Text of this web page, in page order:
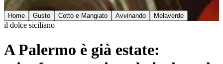
Home Gusto Cotto e Mangiato Avvinando Melaverde
il dolce siciliano
A Palermo è già estate: